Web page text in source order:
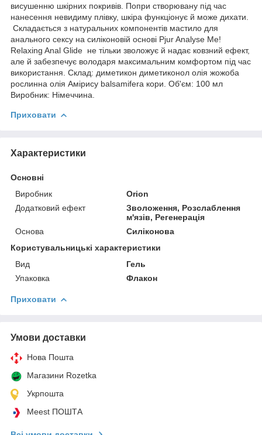
висушенню шкірних покривів. Попри створювану під час
нанесення невидиму плівку, шкіра функціонує й може дихати.
Складається з натуральних компонентів мастило для
анального сексу на силіконовій основі Pjur Analyse Me!
Relaxing Anal Glide не тільки зволожує й надає ковзний ефект,
але й забезпечує володаря максимальним комфортом під час
використання. Склад: диметикон диметиконол олія жожоба
рослинна олія Амірису balsamifera кори. Об'єм: 100 мл
Виробник: Німеччина.
Приховати
Характеристики
Основні
Виробник
Orion
Додатковий ефект
Зволоження, Розслаблення
м'язів, Регенерація
Основа
Силіконова
Користувальницькі характеристики
Вид
Гель
Упаковка
Флакон
Приховати
Умови доставки
Нова Пошта
Магазини Rozetka
Укрпошта
Meest ПОШТА